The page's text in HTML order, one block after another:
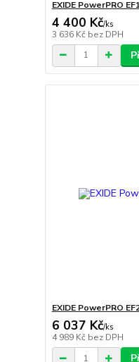
EXIDE PowerPRO
4 400 Kč/ks
3 636 Kč bez DPH
EXIDE PowerPRO
6 037 Kč/ks
4 989 Kč bez DPH